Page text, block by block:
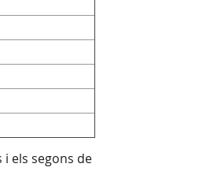
i els segons de